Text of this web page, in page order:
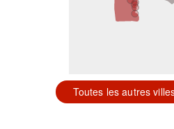
Toutes les autres